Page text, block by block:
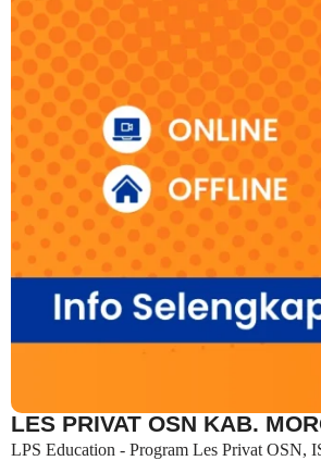
LES PRIVAT OSN KAB.
LPS Education - Program Les Privat OSN,